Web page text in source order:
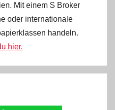
Mit einem S Broker
oder internationale
handeln.
hier.